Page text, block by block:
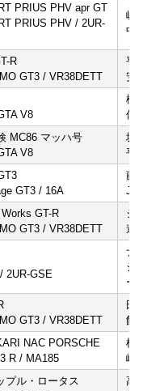
PRIUS PHV apr GT
PRIUS PHV / 2UR-
嵯
中
R
GT3 / VR38DETT
平
安
V8
松
佐
MC86 マッハ号
V8
坂
平
GT3 / 16A
藤
GT-R
GT3 / VR38DETT
シ
道
2UR-GSE
ナ
シ
ー
GT3 / VR38DETT
田
飯
NAC PORSCHE
R / MA185
横
峰
プル・ロータス
高